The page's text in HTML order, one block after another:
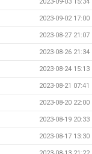
2023-09-02 17:00
2023-08-27 21:07
2023-08-26 21:34
2023-08-24 15:13
2023-08-21 07:41
2023-08-20 22:00
2023-08-19 20:33
2023-08-17 13:30